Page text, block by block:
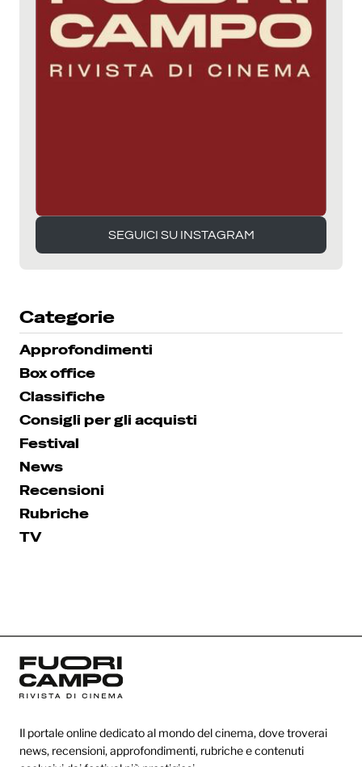
SEGUICI SU INSTAGRAM
Categorie
Approfondimenti
Box office
Classifiche
Consigli per gli acquisti
Festival
News
Recensioni
Rubriche
TV
Il portale online dedicato al mondo del cinema, dove troverai
news, recensioni, approfondimenti, rubriche e contenuti